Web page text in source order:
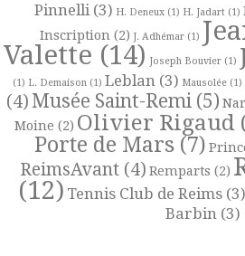
Pinnelli(3) H. Deneux(1) H. Jadart(1)
Inscription (2) J. Adhémar (1)
Valette (14) Joseph Bouvier(1)
(1) L. Demaison(1) Leblan(3) Mausolée(1)
(4) Musée Saint-Remi (5)
Moine (2) Olivier Rigaud
Porte de Mars(7)
ReimsAvant (4) Remparts (2)
(12) Tennis Club de Reims(3)
Barbin(3)